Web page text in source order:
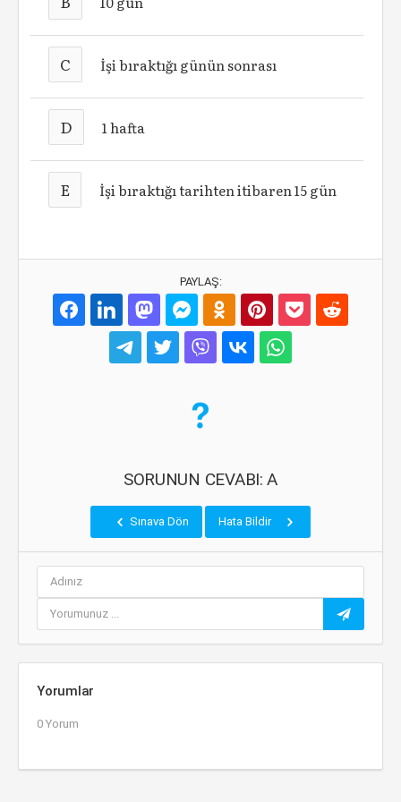
C İşi bıraktığı günün sonrası
D 1 hafta
E İşi bıraktığı tarihten itibaren 15 gün
PAYLAŞ:
SORUNUN CEVABI: A
Sınava Dön Hata Bildir
Yorumlar
0 Yorum